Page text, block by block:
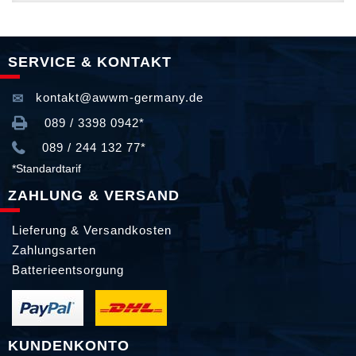
SERVICE & KONTAKT
kontakt@awwm-germany.de
089 / 3398 0942*
089 / 244 132 77*
*Standardtarif
ZAHLUNG & VERSAND
Lieferung & Versandkosten
Zahlungsarten
Batterieentsorgung
KUNDENKONTO